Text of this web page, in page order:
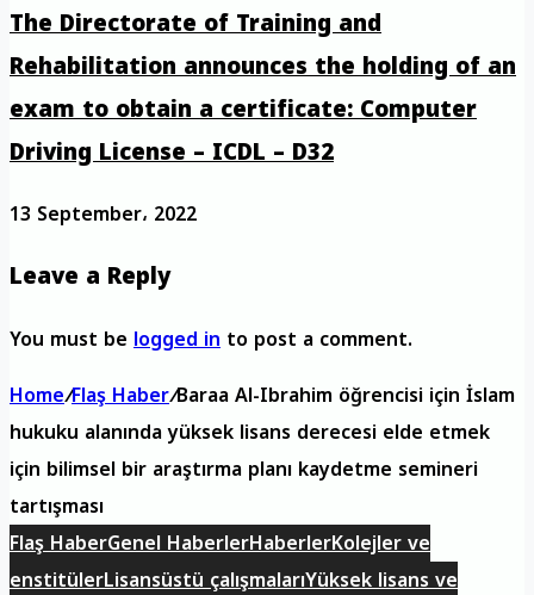
The Directorate of Training and
Rehabilitation announces the holding of an
exam to obtain a certificate: Computer
Driving License – ICDL – D32
13 September، 2022
Leave a Reply
You must belogged into post a comment.
Home/Flaş Haber/Baraa Al-Ibrahim öğrencisi için İslam
hukuku alanında yüksek lisans derecesi elde etmek
için bilimsel bir araştırma planı kaydetme semineri
tartışması
Flaş HaberGenel HaberlerHaberlerKolejler ve
enstitülerLisansüstü çalışmalarıYüksek lisans ve